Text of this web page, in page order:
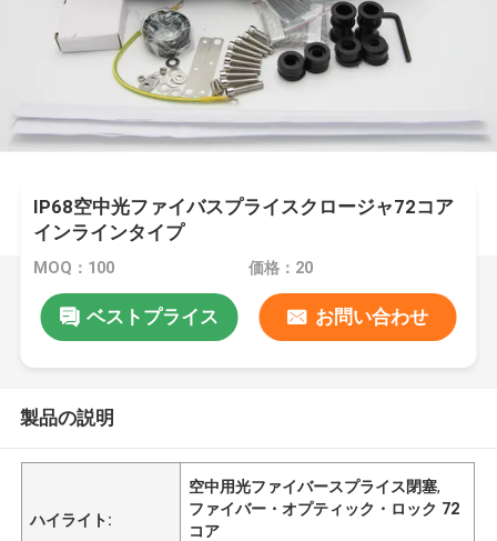
IP68空中光ファイバスプライスクロージャ72コア
インラインタイプ
MOQ：100 価格：20
ベストプライス お問い合わせ
製品の説明
ハイライト:
空中用光ファイバースプライス閉塞,
ファイバー・オプティック・ロック 72
コア